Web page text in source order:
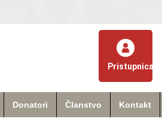
Pristupnica
Donatori Članstvo Kontakt